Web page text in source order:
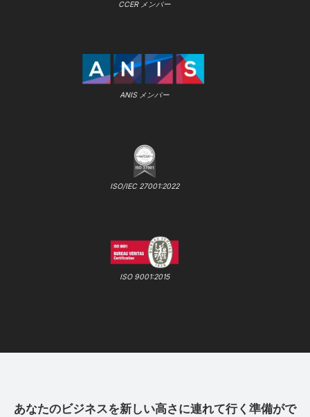
CCER メンバー
ANIS メンバー
ISO/IEC 27001:2022
ISO 9001:2015
あなたのビジネスを新しい高さに連れて行く準備がで